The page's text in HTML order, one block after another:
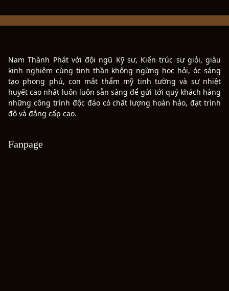
Nam Thành Phát với đội ngũ Kỹ sư, Kiến trúc sư giỏi, giàu
kinh nghiệm cùng tinh thần không ngừng học hỏi, óc sáng
tạo phong phú, con mắt thẩm mỹ tinh tường và sự nhiệt
huyết cao nhất luôn luôn sẵn sàng để gửi tới quý khách hàng
những công trình độc đáo có chất lượng hoàn hảo, đạt trình
độ và đẳng cấp cao.
Fanpage